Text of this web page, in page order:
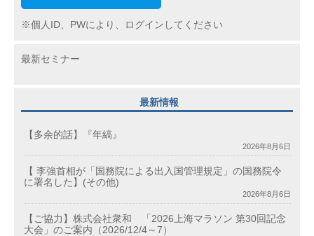
※個人ID、PWにより、ログインしてください
最新セミナー
最新情報
【多余的話】『年縞』
2026年8月6日
【 李強首相が「国務院による出入国管理規定」の国務院令
に署名した】(その他)
2026年8月6日
【ご協力】株式会社衆和 「2026上海マラソン 第30回記念
大会」のご案内（2026/12/4～7）